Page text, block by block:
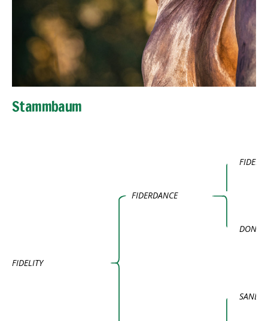
Stammbaum
FIDELITY
FIDERDANCE
DONNA